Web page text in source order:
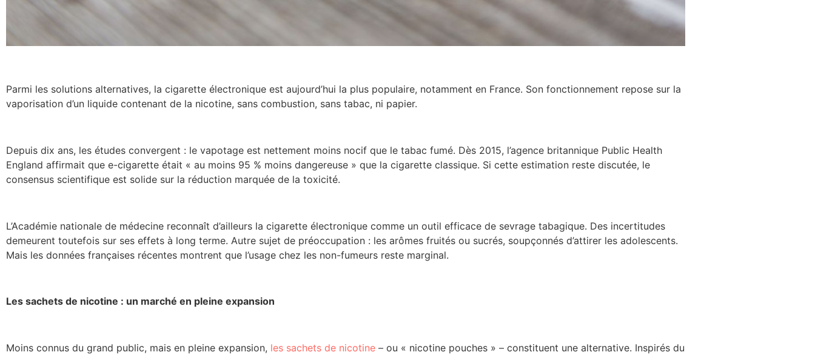
Parmi les solutions alternatives, la cigarette électronique est aujourd’hui la plus populaire, notamment en France. Son fonctionnement repose sur la
vaporisation d’un liquide contenant de la nicotine, sans combustion, sans tabac, ni papier.
Depuis dix ans, les études convergent : le vapotage est nettement moins nocif que le tabac fumé. Dès 2015, l’agence britannique Public Health
England affirmait que e-cigarette était « au moins 95 % moins dangereuse » que la cigarette classique. Si cette estimation reste discutée, le
consensus scientifique est solide sur la réduction marquée de la toxicité.
L’Académie nationale de médecine reconnaît d’ailleurs la cigarette électronique comme un outil efficace de sevrage tabagique. Des incertitudes
demeurent toutefois sur ses effets à long terme. Autre sujet de préoccupation : les arômes fruités ou sucrés, soupçonnés d’attirer les adolescents.
Mais les données françaises récentes montrent que l’usage chez les non-fumeurs reste marginal.
Les sachets de nicotine : un marché en pleine expansion
Moins connus du grand public, mais en pleine expansion, les sachets de nicotine – ou « nicotine pouches » – constituent une alternative. Inspirés du